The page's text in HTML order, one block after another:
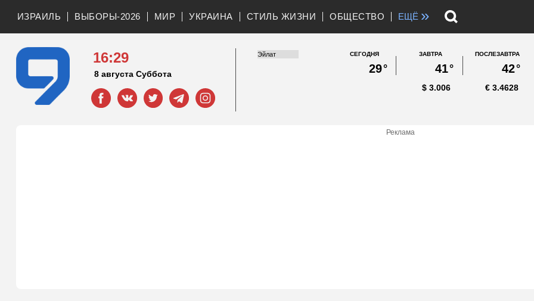
ИЗРАИЛЬ ВЫБОРЫ-2026 МИР УКРАИНА СТИЛЬ ЖИЗНИ ОБЩЕСТВО ЕЩЁ »
16:29
8 августа Суббота
СЕГОДНЯ
29°
ЗАВТРА
41°
ПОСЛЕЗАВТРА
42°
3.006
$ 3.4628
€
Реклама